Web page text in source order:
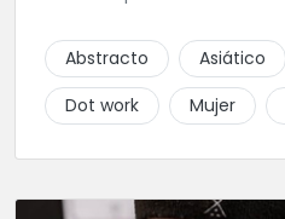
Abstracto Asiático
Dot work
Mujer